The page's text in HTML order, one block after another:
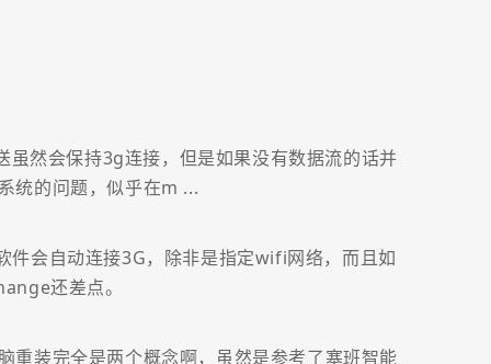
然会保持3g连接，但是如果没有数据流的话并
统的问题，似乎在m ...
会自动连接3G，除非是指定wifi网络，而且如
还差点。
重装完全是两个概念啊，虽然是参考了塞班智能